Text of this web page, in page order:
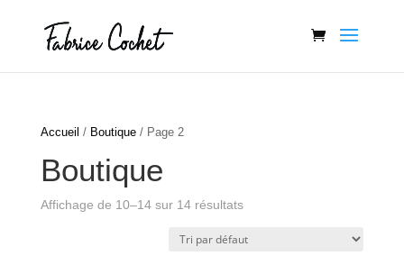
Accueil / Boutique/ Page 2
Boutique
Affichage de 10–14 sur 14 résultats